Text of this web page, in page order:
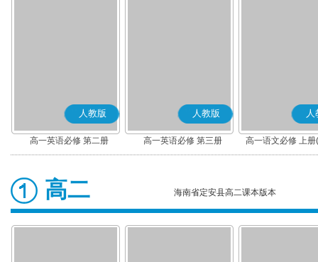
人教版
高一英语必修 第二册
人教版
高一英语必修 第三册
人
高一语文必修 上
高二 海南省定安县高二课本版本